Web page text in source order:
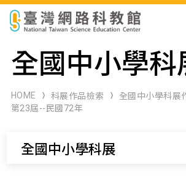
科展作品檢索
科學研習月刊
全國中小學科
HOME 科展作品檢索
全國中小學科展
第23屆--民國72年
全國中小學科展